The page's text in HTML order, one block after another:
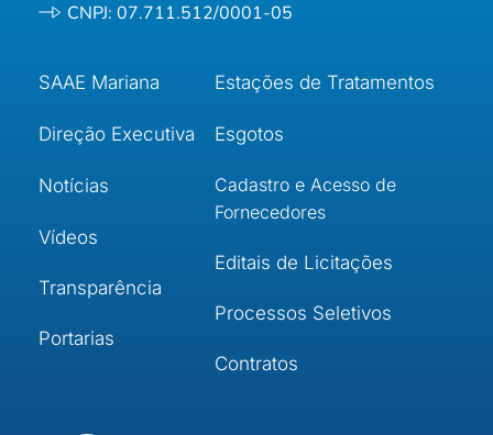
CNPJ: 07.711.512/0001-05
SAAE Mariana
Direção Executiva
Notícias
Vídeos
Transparência
Portarias
Estações de Tratamentos
Esgotos
Cadastro e Acesso de
Fornecedores
Editais de Licitações
Processos Seletivos
Contratos